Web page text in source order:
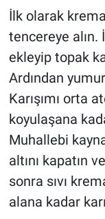
İlk olarak
tencereye alın.
ekleyip topak
Ardından
Karışımı orta
koyulaşana
Muhallebi
altını kapatın
sonra sıvı
alana kadar